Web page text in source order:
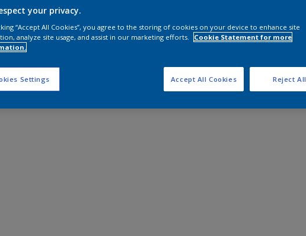
your privacy.
“Accept All Cookies”, you agree to the storing of cookies on your device to enhance site
analyze site usage, and assist in our marketing efforts.
Cookie Statement for more
Settings Reject All
Accept All Cookies